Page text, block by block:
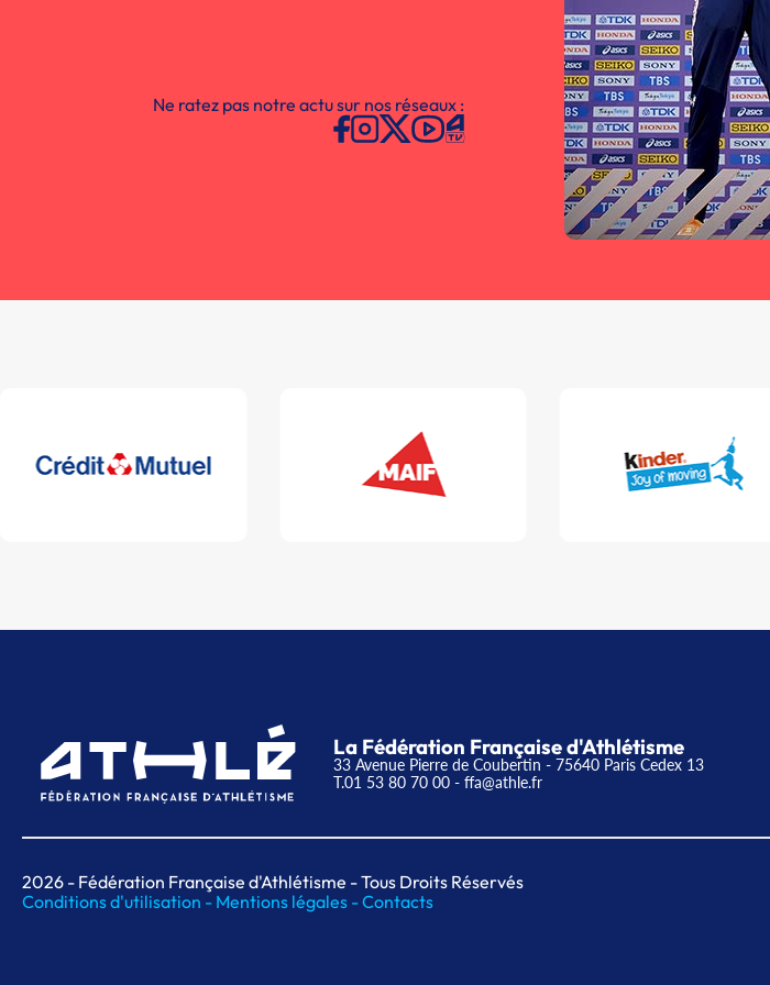
Ne ratez pas notre actu sur nos réseaux :
La Fédération Française d'Athlétisme
33 Avenue Pierre de Coubertin - 75640 Paris Cedex 13
T.01 53 80 70 00 - ffa@athle.fr
2026 - Fédération Française d'Athlétisme - Tous Droits Réservés
Conditions d'utilisation - Mentions légales -Contacts